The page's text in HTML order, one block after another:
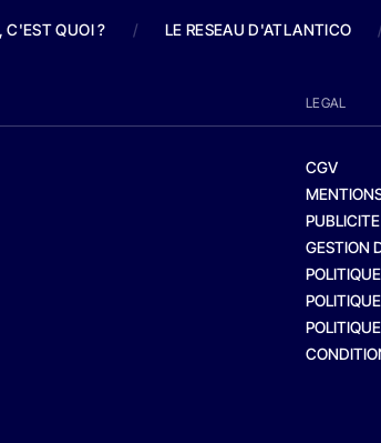
C'EST QUOI ? / LE RESEAU D'ATLANTICO /
LEGAL
CGV
GESTION